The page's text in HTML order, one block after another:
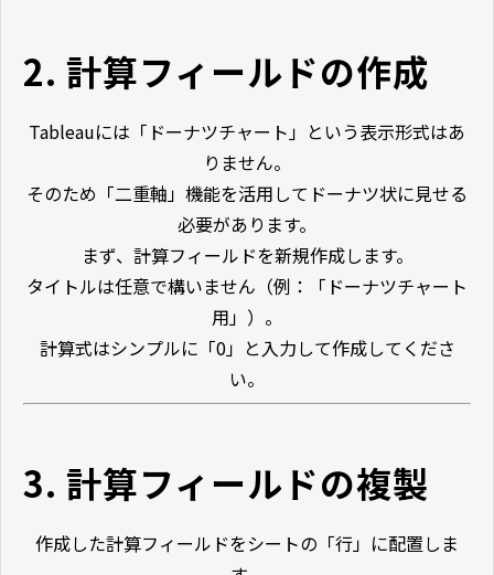
2. 計算フィールドの作成
Tableauには「ドーナツチャート」という表示形式はあ
りません。
そのため「二重軸」機能を活用してドーナツ状に見せる
必要があります。
まず、計算フィールドを新規作成します。
タイトルは任意で構いません（例：「ドーナツチャート
用」）。
計算式はシンプルに「0」と入力して作成してくださ
い。
3. 計算フィールドの複製
作成した計算フィールドをシートの「行」に配置しま